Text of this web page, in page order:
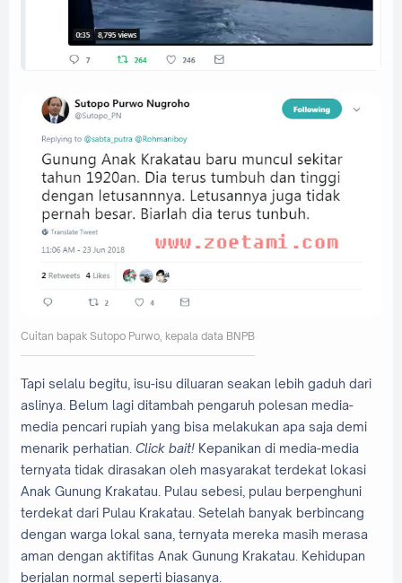
Cuitan bapak Sutopo Purwo, kepala data BNPB
Tapi selalu begitu, isu-isu diluaran seakan lebih gaduh dari
aslinya. Belum lagi ditambah pengaruh polesan media-
media pencari rupiah yang bisa melakukan apa saja demi
menarik perhatian. Click bait! Kepanikan di media-media
ternyata tidak dirasakan oleh masyarakat terdekat lokasi
Anak Gunung Krakatau. Pulau sebesi, pulau berpenghuni
terdekat dari Pulau Krakatau. Setelah banyak berbincang
dengan warga lokal sana, ternyata mereka masih merasa
aman dengan aktifitas Anak Gunung Krakatau. Kehidupan
berjalan normal seperti biasanya.